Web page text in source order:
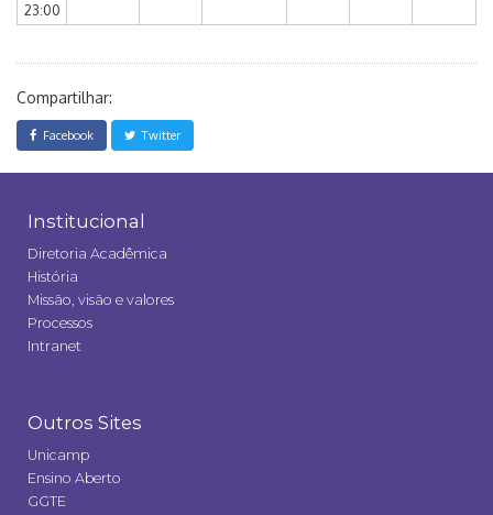
23:00
Compartilhar:
Facebook Twitter
Institucional
Diretoria Acadêmica
História
Missão, visão e valores
Processos
Intranet
Outros Sites
Unicamp
Ensino Aberto
GGTE